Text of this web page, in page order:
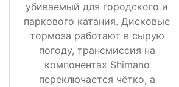
убиваемый для городского и
паркового катания. Дисковые
тормоза работают в сырую
погоду, трансмиссия на
компонентах Shimano
переключается чётко, а